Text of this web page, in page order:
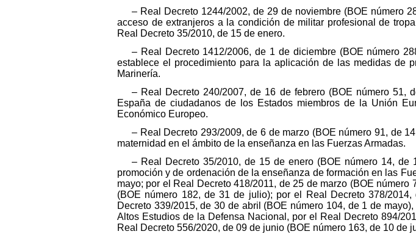
– Real Decreto 1244/2002, de 29 de noviembre (BOE número
acceso de extranjeros a la condición de militar profesional de
Real Decreto 35/2010, de 15 de enero.
– Real Decreto 1412/2006, de 1 de diciembre (BOE número
establece el procedimiento para la aplicación de las medidas de
Marinería.
– Real Decreto 240/2007, de 16 de febrero (BOE número 51,
España de ciudadanos de los Estados miembros de la Unión
Económico Europeo.
– Real Decreto 293/2009, de 6 de marzo (BOE número 91, de
maternidad en el ámbito de la enseñanza en las Fuerzas Armadas.
– Real Decreto 35/2010, de 15 de enero (BOE número 14,
promoción y de ordenación de la enseñanza de formación en las
mayo; por el Real Decreto 418/2011, de 25 de marzo (BOE
(BOE número 182, de 31 de julio); por el Real Decreto 378/
Decreto 339/2015, de 30 de abril (BOE número 104, de 1 de
Altos Estudios de la Defensa Nacional, por el Real Decreto 894/
Real Decreto 556/2020, de 09 de junio (BOE número 163, de 10 de